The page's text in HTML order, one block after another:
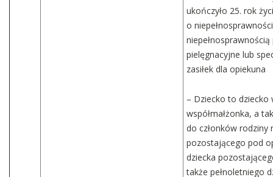
ukończyło 25. rok
o
pielęgnacyjne lub
zasiłek dla opiekuna
– Dziecko to dziecko
współmałżonka, a
do członków rodziny
pozostającego pod
dziecka
także pełnoletniego